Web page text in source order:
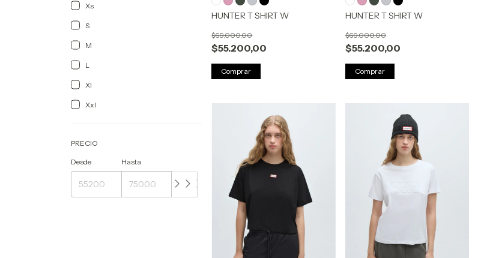
Xs
S
M
L
Xl
Xxl
PRECIO
Desde Hasta
HUNTER T SHIRT W
$55.200,00
$69.000,00
Comprar
HUNTER T SHIRT W
$55.200,00
$69.000,00
Comprar